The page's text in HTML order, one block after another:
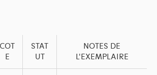
COT
E
STAT
UT
NOTES DE
L'EXEMPLAIRE